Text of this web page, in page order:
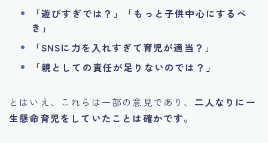
「遊びすぎでは？」「もっと子供中心にするべ
き」
「SNSに力を入れすぎて育児が適当？」
「親としての責任が足りないのでは？」
とはいえ、これらは一部の意見であり、 二人なりに一
生懸命育児をしていたことは確かです。